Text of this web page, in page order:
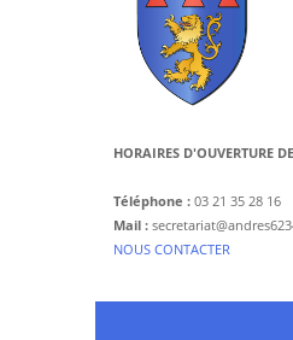
HORAIRES D'OUVERTURE
Téléphone : 03 21 35 28 16
Mail :
​NOUS CONTACTER